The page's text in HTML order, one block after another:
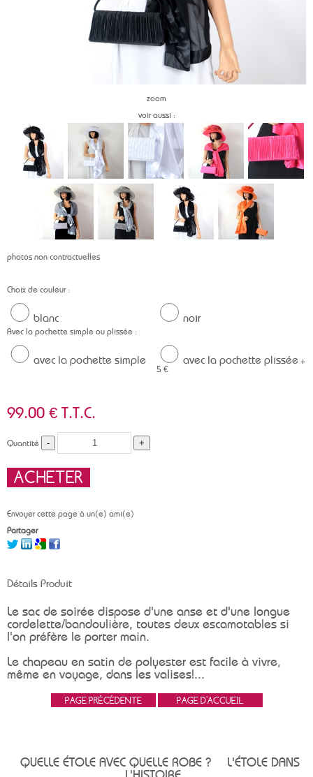
zoom
voir aussi :
photos non contractuelles
Choix de couleur :
blanc noir
Avec la pochette simple ou plissée :
avec la pochette simple avec la pochette plissée+
5 €
99.00 € T.T.C.
Quantité
Envoyer cette page à un(e) ami(e)
Partager
Détails Produit
Le sac de soirée dispose d'une anse et d'une longue
cordelette/bandoulière, toutes deux escamotables si
l'on préfère le porter main.
Le chapeau en satin de polyester est facile à vivre,
même en voyage, dans les valises!...
QUELLE ÉTOLE AVEC QUELLE ROBE ?
L'ÉTOLE DANS